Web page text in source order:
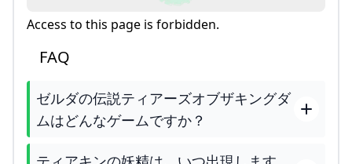
Access to this page is forbidden.
FAQ
ゼルダの伝説ティアーズオブザキングダ
ムはどんなゲームですか？